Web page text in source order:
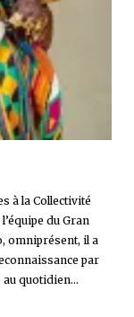
à la Collectivité
du Gran
omniprésent, il a
par
quotidien...